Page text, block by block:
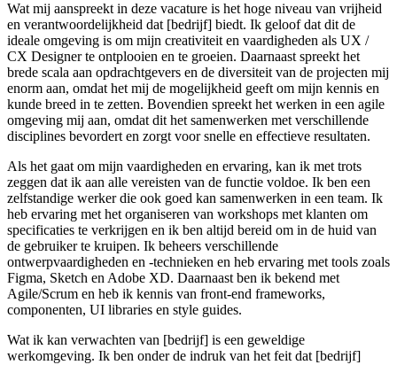
Wat mij aanspreekt in deze vacature is het hoge niveau van vrijheid
en verantwoordelijkheid dat [bedrijf] biedt. Ik geloof dat dit de
ideale omgeving is om mijn creativiteit en vaardigheden als UX /
CX Designer te ontplooien en te groeien. Daarnaast spreekt het
brede scala aan opdrachtgevers en de diversiteit van de projecten mij
enorm aan, omdat het mij de mogelijkheid geeft om mijn kennis en
kunde breed in te zetten. Bovendien spreekt het werken in een agile
omgeving mij aan, omdat dit het samenwerken met verschillende
disciplines bevordert en zorgt voor snelle en effectieve resultaten.
Als het gaat om mijn vaardigheden en ervaring, kan ik met trots
zeggen dat ik aan alle vereisten van de functie voldoe. Ik ben een
zelfstandige werker die ook goed kan samenwerken in een team. Ik
heb ervaring met het organiseren van workshops met klanten om
specificaties te verkrijgen en ik ben altijd bereid om in de huid van
de gebruiker te kruipen. Ik beheers verschillende
ontwerpvaardigheden en -technieken en heb ervaring met tools zoals
Figma, Sketch en Adobe XD. Daarnaast ben ik bekend met
Agile/Scrum en heb ik kennis van front-end frameworks,
componenten, UI libraries en style guides.
Wat ik kan verwachten van [bedrijf] is een geweldige
werkomgeving. Ik ben onder de indruk van het feit dat [bedrijf]